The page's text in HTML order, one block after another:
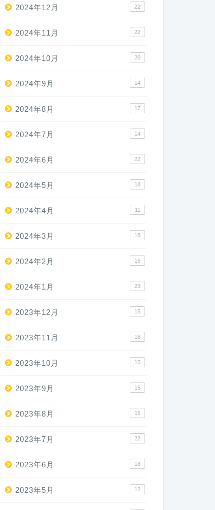
2024年12月 22
2024年11月 22
2024年10月 20
2024年9月 14
2024年8月 17
2024年7月 14
2024年6月 22
2024年5月 18
2024年4月 11
2024年3月 18
2024年2月 16
2024年1月 23
2023年12月 15
2023年11月 18
2023年10月 15
2023年9月 15
2023年8月 16
2023年7月 22
2023年6月 18
2023年5月 12